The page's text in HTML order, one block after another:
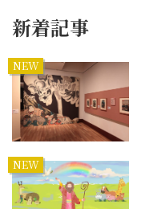
新着記事
NEW
NEW